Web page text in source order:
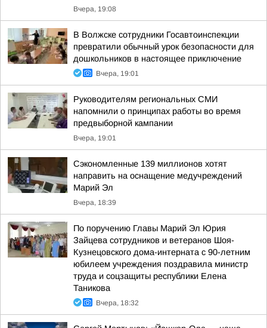
Вчера, 19:08
В Волжске сотрудники Госавтоинспекции
превратили обычный урок безопасности для
дошкольников в настоящее приключение
Вчера, 19:01
Руководителям региональных СМИ
напомнили о принципах работы во время
предвыборной кампании
Вчера, 19:01
Сэкономленные 139 миллионов хотят
направить на оснащение медучреждений
Марий Эл
Вчера, 18:39
По поручению Главы Марий Эл Юрия
Зайцева сотрудников и ветеранов Шоя-
Кузнецовского дома-интерната с 90-летним
юбилеем учреждения поздравила министр
труда и соцзащиты республики Елена
Таникова
Вчера, 18:32